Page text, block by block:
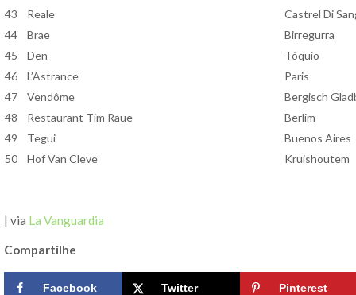
43 Reale
Castrel Di
44
Brae
Birregurra
45
Den
Tóquio
46
L’Astrance
Paris
47
Vendôme
Bergisch
48
Restaurant Tim Raue
Berlim
49
Tegui
Buenos Aires
50
Hof Van Cleve Kruishoutem
| via La Vanguardia
Compartilhe
Facebook Twitter Pinterest